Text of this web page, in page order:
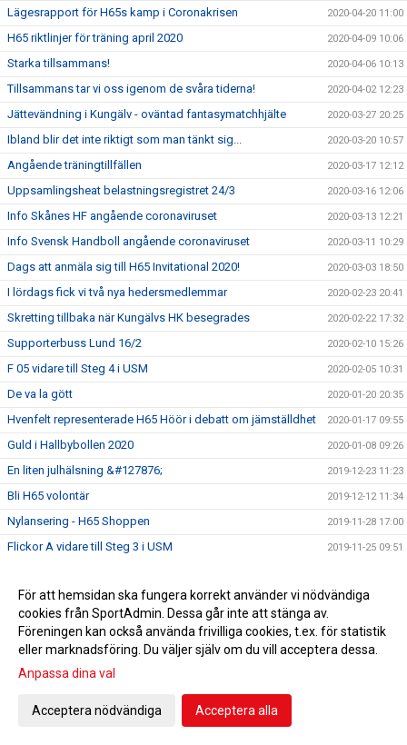
Lägesrapport för H65s kamp i Coronakrisen 2020-04-20 11:00
H65 riktlinjer för träning april 2020 2020-04-09 10:06
Starka tillsammans! 2020-04-06 10:13
Tillsammans tar vi oss igenom de svåra tiderna! 2020-04-02 12:23
Jättevändning i Kungälv - oväntad fantasymatchhjälte 2020-03-27 20:25
Ibland blir det inte riktigt som man tänkt sig... 2020-03-20 10:57
Angående träningtillfällen 2020-03-17 12:12
Uppsamlingsheat belastningsregistret 24/3 2020-03-16 12:06
Info Skånes HF angående coronaviruset 2020-03-13 12:21
Info Svensk Handboll angående coronaviruset 2020-03-11 10:29
Dags att anmäla sig till H65 Invitational 2020! 2020-03-03 18:50
I lördags fick vi två nya hedersmedlemmar 2020-02-23 20:41
Skretting tillbaka när Kungälvs HK besegrades 2020-02-22 17:32
Supporterbuss Lund 16/2 2020-02-10 15:26
F 05 vidare till Steg 4 i USM 2020-02-05 10:31
De va la gött 2020-01-20 20:35
Hvenfelt representerade H65 Höör i debatt om jämställdhet 2020-01-17 09:55
Guld i Hallbybollen 2020 2020-01-08 09:26
En liten julhälsning &#127876; 2019-12-23 11:23
Bli H65 volontär 2019-12-12 11:34
Nylansering - H65 Shoppen 2019-11-28 17:00
Flickor A vidare till Steg 3 i USM 2019-11-25 09:51
Save the date! 2019-11-05 14:45
Grym Gry och pigg Pripp när Heid besegrades 2019-11-02 18:40
EHF-cupen: Knapp seger efter stark insats 2019-10-12 19:18
5-6/10 spelas USM i HÖÖR! Gratis inträde! Välkommen!
Klubbfotografering onsdagen 9/10
Sparbanken Skåne erbjuder Fri entré!
För att hemsidan ska fungera korrekt använder vi nödvändiga
cookies från SportAdmin. Dessa går inte att stänga av.
Föreningen kan också använda frivilliga cookies, t.ex. för statistik
eller marknadsföring. Du väljer själv om du vill acceptera dessa.
Anpassa dina val
Acceptera nödvändiga Acceptera alla